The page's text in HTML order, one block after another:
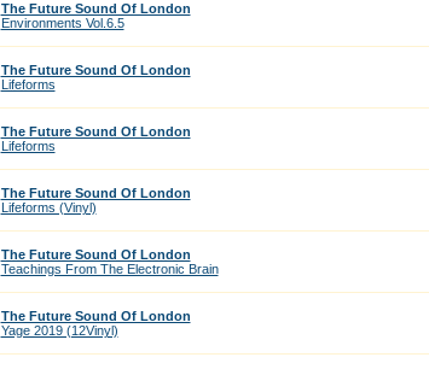
The Future Sound Of London
Environments Vol.6.5
The Future Sound Of London
Lifeforms
The Future Sound Of London
Lifeforms
The Future Sound Of London
Lifeforms (Vinyl)
The Future Sound Of London
Teachings From The Electronic Brain
The Future Sound Of London
Yage 2019 (12Vinyl)